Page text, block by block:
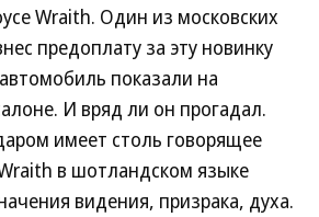
Wraith. Один из московских
предоплату за эту новинку
показали на
И вряд ли он прогадал.
имеет столь говорящее
в шотландском языке
видения, призрака, духа.